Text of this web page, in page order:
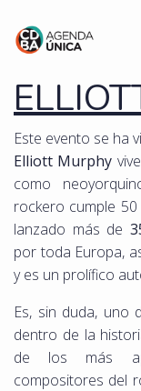
Este evento se ha
Elliott Murphy
como
rockero cumple
lanzado más de
por toda Europa,
y es un prolífico
Es, sin duda, uno
dentro de la
de los más
compositores del